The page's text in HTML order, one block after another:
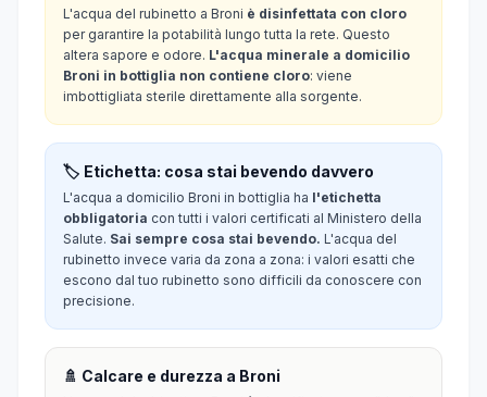
L'acqua del rubinetto a Broni è disinfettata con cloro
per garantire la potabilità lungo tutta la rete. Questo
altera sapore e odore. L'acqua minerale a domicilio
Broni in bottiglia non contiene cloro: viene
imbottigliata sterile direttamente alla sorgente.
🏷️ Etichetta: cosa stai bevendo davvero
L'acqua a domicilio Broni in bottiglia ha l'etichetta
obbligatoria con tutti i valori certificati al Ministero della
Salute. Sai sempre cosa stai bevendo. L'acqua del
rubinetto invece varia da zona a zona: i valori esatti che
escono dal tuo rubinetto sono difficili da conoscere con
precisione.
🚿 Calcare e durezza a Broni